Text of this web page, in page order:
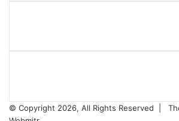
© Copyright 2026, All Rights Reserved |